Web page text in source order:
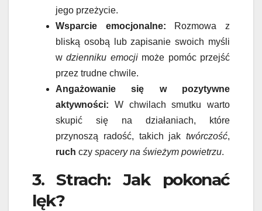
jego przeżycie.
Wsparcie emocjonalne: Rozmowa z
bliską osobą lub zapisanie swoich myśli
wdzienniku emocjimoże pomóc przejść
przez trudne chwile.
Angażowanie się w pozytywne
aktywności: W chwilach smutku warto
skupić się na działaniach, które
przynoszą radość, takich jak twórczość,
ruch czy spacery na świeżym powietrzu.
3. Strach: Jak pokonać
lęk?